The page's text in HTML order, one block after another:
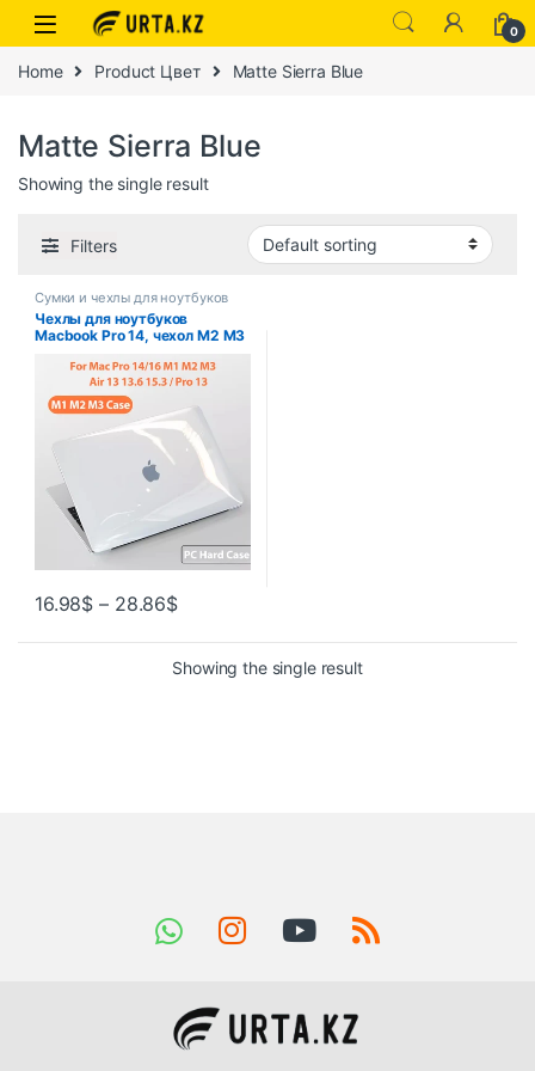
0
Home Product Цвет Matte Sierra Blue
Matte Sierra Blue
Showing the single result
Filters
Сумки и чехлы для ноутбуков
Чехлы для ноутбуков
Macbook Pro 14, чехол M2 M3
Book Air 13, чехол 2022 13,6
A2681 Air 15,3 A2941
16.98$ – 28.86$
Showing the single result